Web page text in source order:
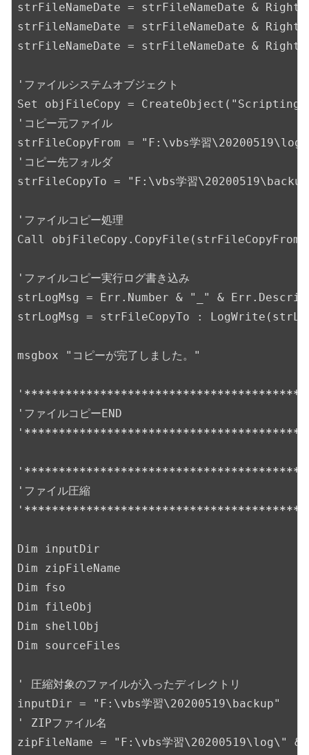
strFileNameDate = strFileNameDate &
strFileNameDate = strFileNameDate &
strFileNameDate = strFileNameDate &
'ファイルシステムオブジェクト
Set objFileCopy =
'コピー元ファイル
strFileCopyFrom = "F:\vbs学習
'コピー先フォルダ
strFileCopyTo = "F:\vbs学習
'ファイルコピー処理
Call
'ファイルコピー実行ログ書き込み
strLogMsg = Err.Number & "_" &
strLogMsg = strFileCopyTo :
msgbox "コピーが完了しました。"
' ****************************************
'ファイルコピーEND
' ****************************************
' ****************************************
'ファイル圧縮
' ****************************************
Dim inputDir
Dim zipFileName
Dim fso
Dim fileObj
Dim shellObj
Dim sourceFiles
' 圧縮対象のファイルが入ったディレクトリ
inputDir = "F:\vbs学習\20200519\backup"
' ZIPファイル名
zipFileName = "F:\vbs学習\20200519\log\"